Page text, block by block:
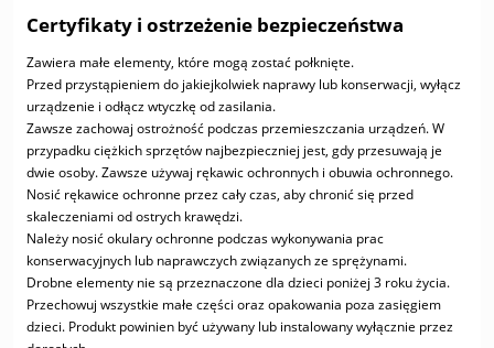
Certyfikaty i ostrzeżenie bezpieczeństwa
Zawiera małe elementy, które mogą zostać połknięte.
Przed przystąpieniem do jakiejkolwiek naprawy lub konserwacji, wyłącz
urządzenie i odłącz wtyczkę od zasilania.
Zawsze zachowaj ostrożność podczas przemieszczania urządzeń. W
przypadku ciężkich sprzętów najbezpieczniej jest, gdy przesuwają je
dwie osoby. Zawsze używaj rękawic ochronnych i obuwia ochronnego.
Nosić rękawice ochronne przez cały czas, aby chronić się przed
skaleczeniami od ostrych krawędzi.
Należy nosić okulary ochronne podczas wykonywania prac
konserwacyjnych lub naprawczych związanych ze sprężynami.
Drobne elementy nie są przeznaczone dla dzieci poniżej 3 roku życia.
Przechowuj wszystkie małe części oraz opakowania poza zasięgiem
dzieci. Produkt powinien być używany lub instalowany wyłącznie przez